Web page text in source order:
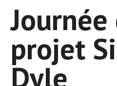
Journée
projet
Dyle